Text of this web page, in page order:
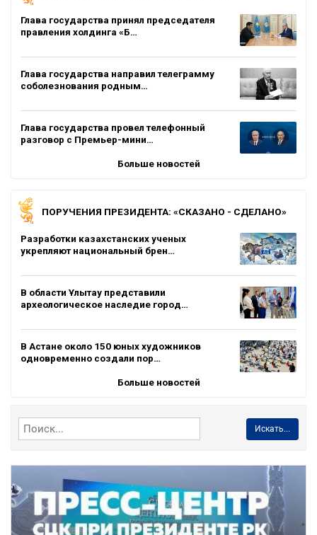
Глава государства принял председателя
правления холдинга «Б…
Глава государства направил телеграмму
соболезнования родным…
Глава государства провел телефонный
разговор с Премьер-мини…
Больше новостей
ПОРУЧЕНИЯ ПРЕЗИДЕНТА: «СКАЗАНО - СДЕЛАНО»
Разработки казахстанских ученых
укрепляют национальный брен…
В области Ұлытау представили
археологическое наследие город…
В Астане около 150 юных художников
одновременно создали пор…
Больше новостей
Искать...